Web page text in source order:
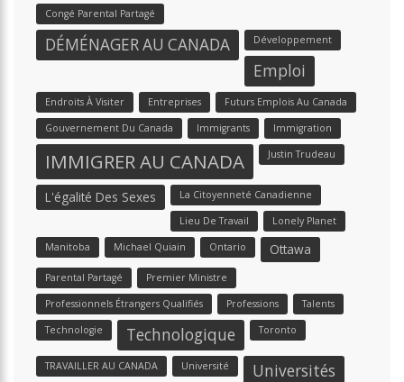
Congé Parental Partagé
DÉMÉNAGER AU CANADA Développement
Emploi
Endroits À Visiter Entreprises Futurs Emplois Au Canada
Gouvernement Du Canada Immigrants Immigration
IMMIGRER AU CANADA Justin Trudeau
L'égalité Des Sexes La Citoyenneté Canadienne
Lieu De Travail Lonely Planet
Manitoba Michael Quiain Ontario Ottawa
Parental Partagé Premier Ministre
Professionnels Étrangers Qualifiés Professions Talents
Technologie Technologique Toronto
TRAVAILLER AU CANADA Université Universités